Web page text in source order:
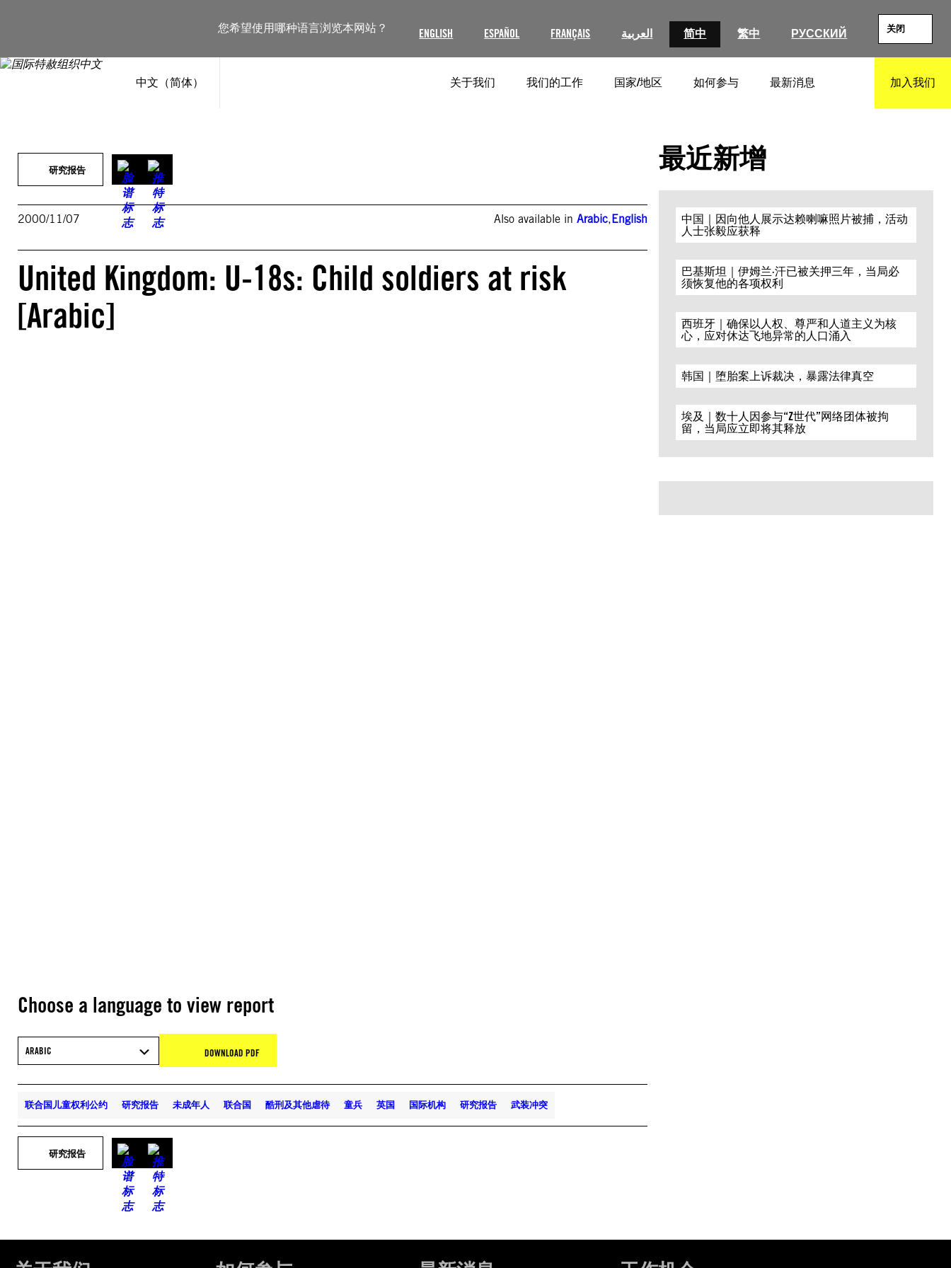
您希望使用哪种语言浏览本网站？ ENGLISH ESPAÑOL FRANÇAIS العربية 简中 繁中 РУССКИЙ 关闭
中文（简体） 关于我们 我们的工作 国家/地区 如何参与 最新消息 加入我们
研究报告
2000/11/07 Also available inArabic,English
United Kingdom: U-18s: Child soldiers at risk
[Arabic]
Choose a language to view report
ARABIC DOWNLOAD PDF
联合国儿童权利公约 研究报告 未成年人 联合国 酷刑及其他虐待 童兵 英国 国际机构 研究报告 武装冲突
研究报告
最近新增
中国｜因向他人展示达赖喇嘛照片被捕，活动
人士张毅应获释
巴基斯坦｜伊姆兰·汗已被关押三年，当局必
须恢复他的各项权利
西班牙｜确保以人权、尊严和人道主义为核
心，应对休达飞地异常的人口涌入
韩国｜堕胎案上诉裁决，暴露法律真空
埃及｜数十人因参与“Z世代”网络团体被拘
留，当局应立即将其释放